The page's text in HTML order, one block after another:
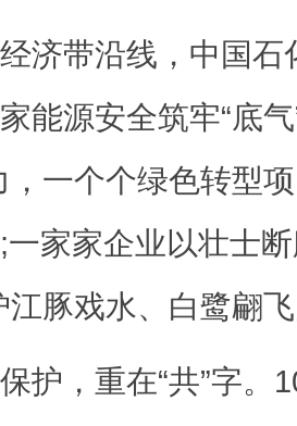
带沿线，中国石
能源安全筑牢“底气
，一个个绿色转型
家家企业以壮士
江豚戏水、白鹭翩
，重在“共”字。